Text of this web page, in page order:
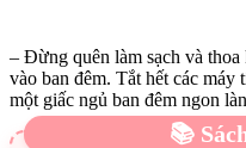
– Đừng quên làm sạch và
vào ban đêm. Tắt hết các
một giấc ngủ ban đêm ngon
📚